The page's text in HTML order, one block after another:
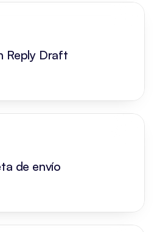
Reply Draft
de envío